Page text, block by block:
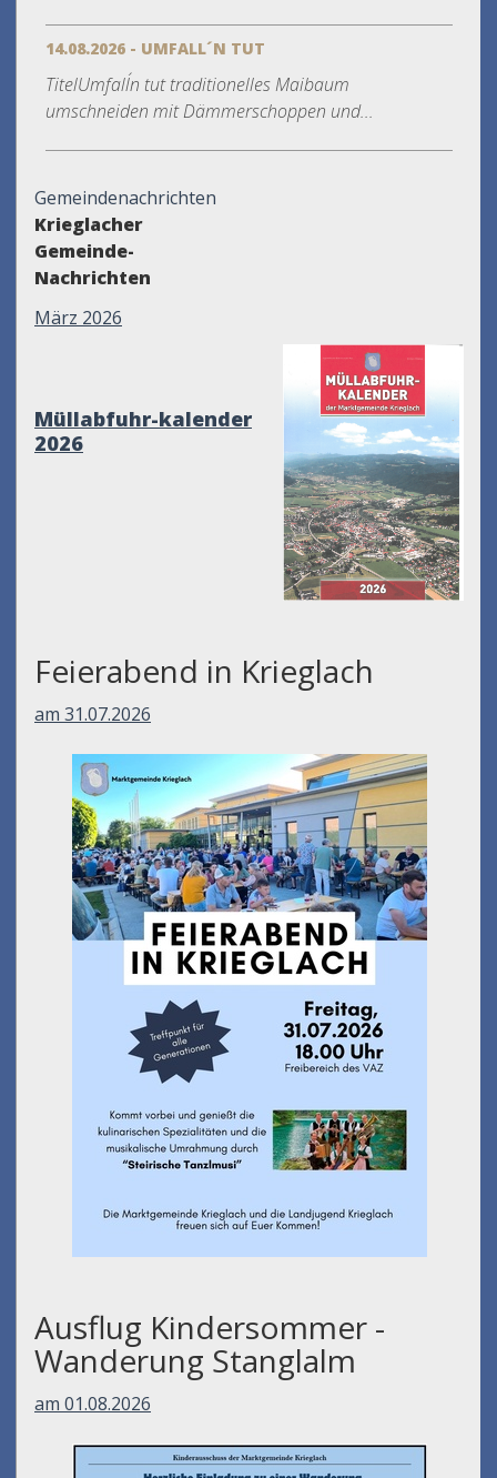
14.08.2026 - UMFALL´N TUT
TitelUmfall´n tut traditionelles Maibaum
umschneiden mit Dämmerschoppen und...
Gemeindenachrichten
Krieglacher
Gemeinde-
Nachrichten
März 2026
Feierabend in Krieglach
am 31.07.2026